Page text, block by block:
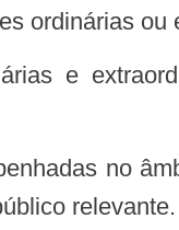
ordinárias ou
relevante.